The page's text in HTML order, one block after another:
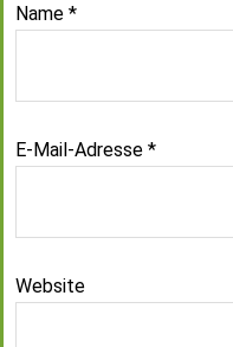
Name *
E-Mail-Adresse *
Website